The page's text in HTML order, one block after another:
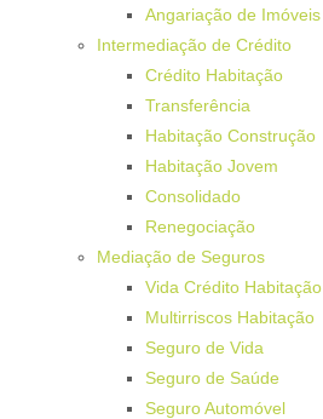
Angariação de Imóveis
Intermediação de Crédito
Crédito Habitação
Transferência
Habitação Construção
Habitação Jovem
Consolidado
Renegociação
Mediação de Seguros
Vida Crédito Habitação
Multirriscos Habitação
Seguro de Vida
Seguro de Saúde
Seguro Automóvel